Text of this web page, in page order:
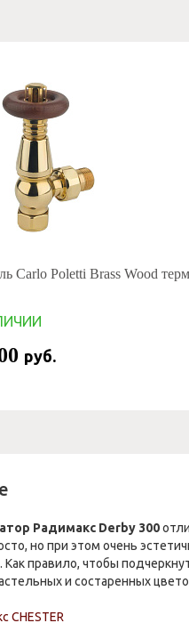
Carlo Poletti Brass Wood
руб.
Радимакс Derby 300
но при этом очень
Как правило, чтобы
и состаренных
CHESTER